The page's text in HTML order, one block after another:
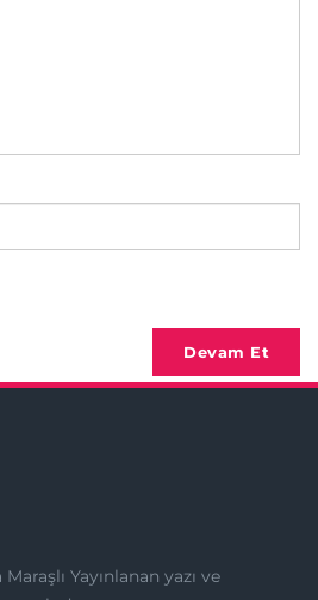
Devam Et
Yayınlanan yazı ve